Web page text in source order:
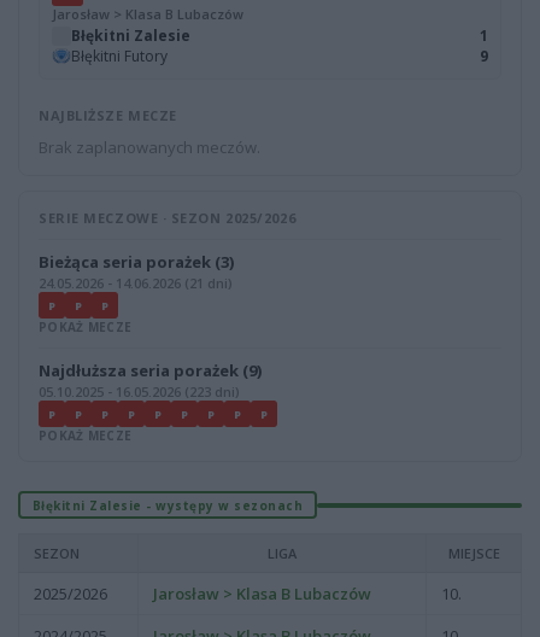
Jarosław > Klasa B Lubaczów
Błękitni Zalesie
1
Błękitni Futory
9
NAJBLIŻSZE MECZE
Brak zaplanowanych meczów.
SERIE MECZOWE · SEZON 2025/2026
Bieżąca seria porażek (3)
24.05.2026 - 14.06.2026 (21 dni)
P P P
POKAŻ MECZE
Najdłuższa seria porażek (9)
05.10.2025 - 16.05.2026 (223 dni)
P P P P P P P P P
POKAŻ MECZE
Błękitni Zalesie - występy w sezonach
SEZON LIGA MIEJSCE
2025/2026 Jarosław > Klasa B Lubaczów
10.